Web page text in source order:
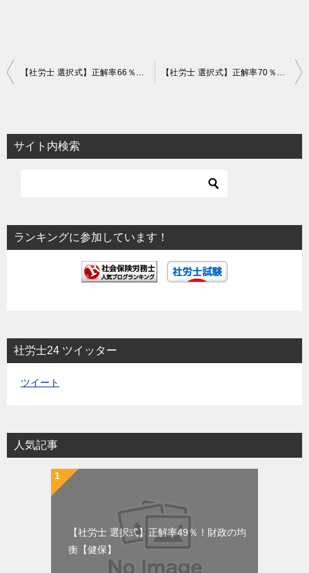
投
ビ
ゲ
ョ
ン
【社労士 選択式】正解率66％！労働条件の明示【労基】 【社労士 選択式】正解率70％！賃金支払額の端数処理【労基】
サイト内検索
ランキングに参加しています！
社労士24 ツイッター
ツイート
人気記事
【社労士 選択式】正解率49％！財政の均
衡【健保】